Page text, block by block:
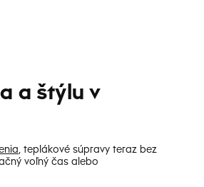
a štýlu v
, teplákové súpravy teraz bez
voľný čas alebo